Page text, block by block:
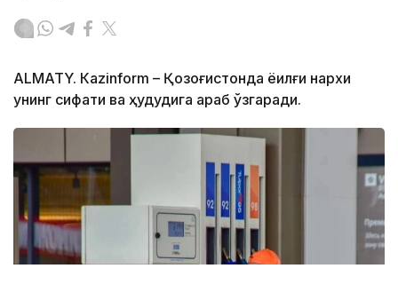
ALMATY. Кazinform – Қозоғистонда ёқилғи нархи
унинг сифати ва ҳудудига қараб ўзгаради.